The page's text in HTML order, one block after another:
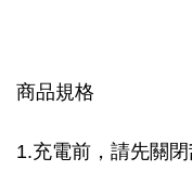
商品規格
1.充電前，請先關